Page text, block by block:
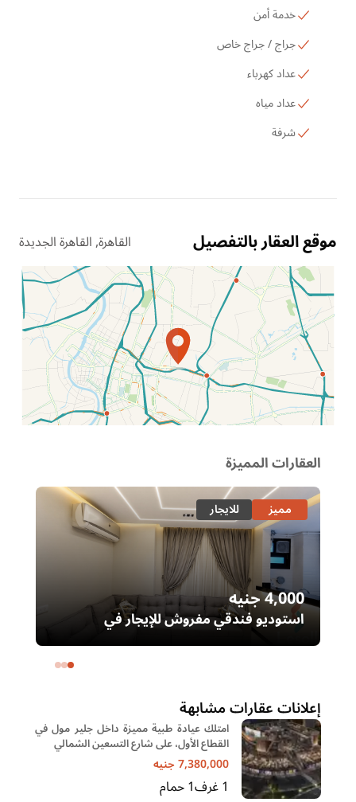
خدمة أمن
جراج / جراج خاص
عداد كهرباء
عداد مياه
شرفة
موقع العقار بالتفصيل القاهرة, القاهرة الجديدة
الموقع عل الخريطة
العقارات المميزة
مميز للايجار
4,000جنيه
استوديو فندقي مفروش للإيجار في
المهندسين | شارع فوزي رماح – تفرعات
إعلانات عقارات مشابهة
امتلك عيادة طبية مميزة داخل جلير مول في
القطاع الأول، على شارع التسعين الشمالي
7,380,000جنيه
1غرف1حمام